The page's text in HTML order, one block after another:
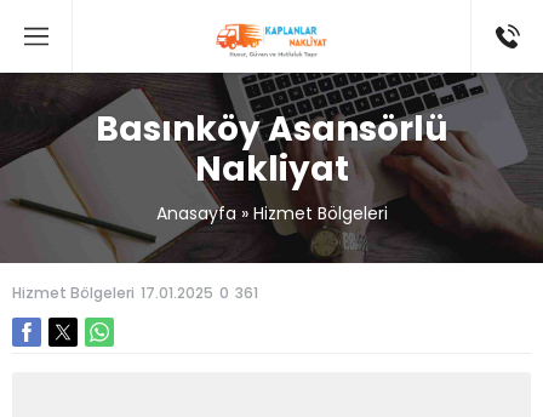
Basınköy Asansörlü
Nakliyat
Anasayfa» Hizmet Bölgeleri
Hizmet Bölgeleri 17.01.2025 0 361